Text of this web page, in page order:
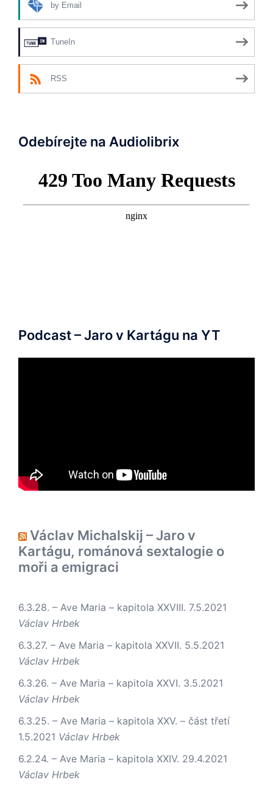
by Email
TuneIn
RSS
Odebírejte na Audiolibrix
Podcast – Jaro v Kartágu na YT
Václav Michalskij – Jaro v
Kartágu, románová sextalogie o
moři a emigraci
6.3.28. – Ave Maria – kapitola XXVIII. 7.5.2021
Václav Hrbek
6.3.27. – Ave Maria – kapitola XXVII. 5.5.2021
Václav Hrbek
6.3.26. – Ave Maria – kapitola XXVI. 3.5.2021
Václav Hrbek
6.3.25. – Ave Maria – kapitola XXV. – část třetí
1.5.2021 Václav Hrbek
6.2.24. – Ave Maria – kapitola XXIV. 29.4.2021
Václav Hrbek